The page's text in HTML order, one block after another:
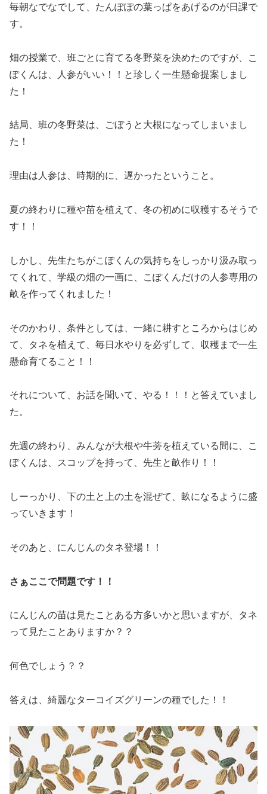
毎朝なでなでして、たんぽぽの葉っぱをあげるのが日課で
す。
畑の授業で、班ごとに育てる冬野菜を決めたのですが、こ
ぽくんは、人参がいい！！と珍しく一生懸命提案しまし
た！
結局、班の冬野菜は、ごぼうと大根になってしまいまし
た！
理由は人参は、時期的に、遅かったということ。
夏の終わりに種や苗を植えて、冬の初めに収穫するそうで
す！！
しかし、先生たちがこぽくんの気持ちをしっかり汲み取っ
てくれて、学級の畑の一画に、こぽくんだけの人参専用の
畝を作ってくれました！
そのかわり、条件としては、一緒に耕すところからはじめ
て、タネを植えて、毎日水やりを必ずして、収穫まで一生
懸命育てること！！
それについて、お話を聞いて、やる！！！と答えていまし
た。
先週の終わり、みんなが大根や牛蒡を植えている間に、こ
ぽくんは、スコップを持って、先生と畝作り！！
しーっかり、下の土と上の土を混ぜて、畝になるように盛
っていきます！
そのあと、にんじんのタネ登場！！
さぁここで問題です！！
にんじんの苗は見たことある方多いかと思いますが、タネ
って見たことありますか？？
何色でしょう？？
答えは、綺麗なターコイズグリーンの種でした！！